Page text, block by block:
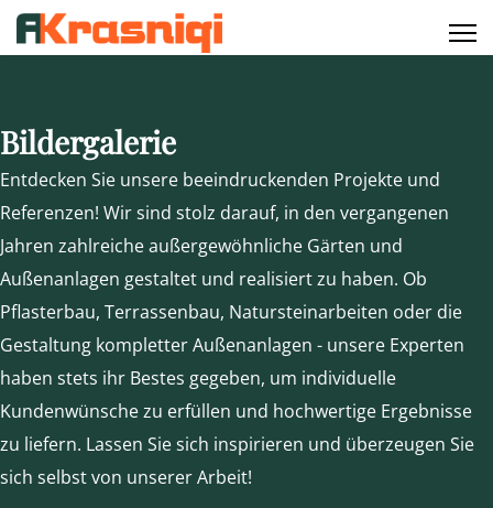
Bildergalerie
Entdecken Sie unsere beeindruckenden Projekte und
Referenzen! Wir sind stolz darauf, in den vergangenen
Jahren zahlreiche außergewöhnliche Gärten und
Außenanlagen gestaltet und realisiert zu haben. Ob
Pflasterbau, Terrassenbau, Natursteinarbeiten oder die
Gestaltung kompletter Außenanlagen - unsere Experten
haben stets ihr Bestes gegeben, um individuelle
Kundenwünsche zu erfüllen und hochwertige Ergebnisse
zu liefern. Lassen Sie sich inspirieren und überzeugen Sie
sich selbst von unserer Arbeit!